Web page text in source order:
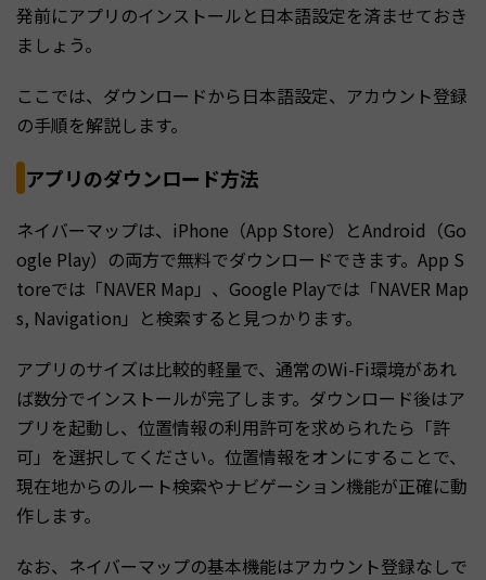
発前にアプリのインストールと日本語設定を済ませておき
ましょう。
ここでは、ダウンロードから日本語設定、アカウント登録
の手順を解説します。
アプリのダウンロード方法
ネイバーマップは、iPhone（App Store）とAndroid（Go
ogle Play）の両方で無料でダウンロードできます。App S
toreでは「NAVER Map」、Google Playでは「NAVER Map
s, Navigation」と検索すると見つかります。
アプリのサイズは比較的軽量で、通常のWi-Fi環境があれ
ば数分でインストールが完了します。ダウンロード後はア
プリを起動し、位置情報の利用許可を求められたら「許
可」を選択してください。位置情報をオンにすることで、
現在地からのルート検索やナビゲーション機能が正確に動
作します。
なお、ネイバーマップの基本機能はアカウント登録なしで